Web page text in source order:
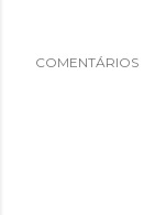
COMENTÁRIOS